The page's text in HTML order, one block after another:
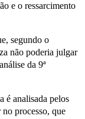
e o ressarcimento
segundo o
não poderia julgar
da 9ª
é analisada pelos
no processo, que